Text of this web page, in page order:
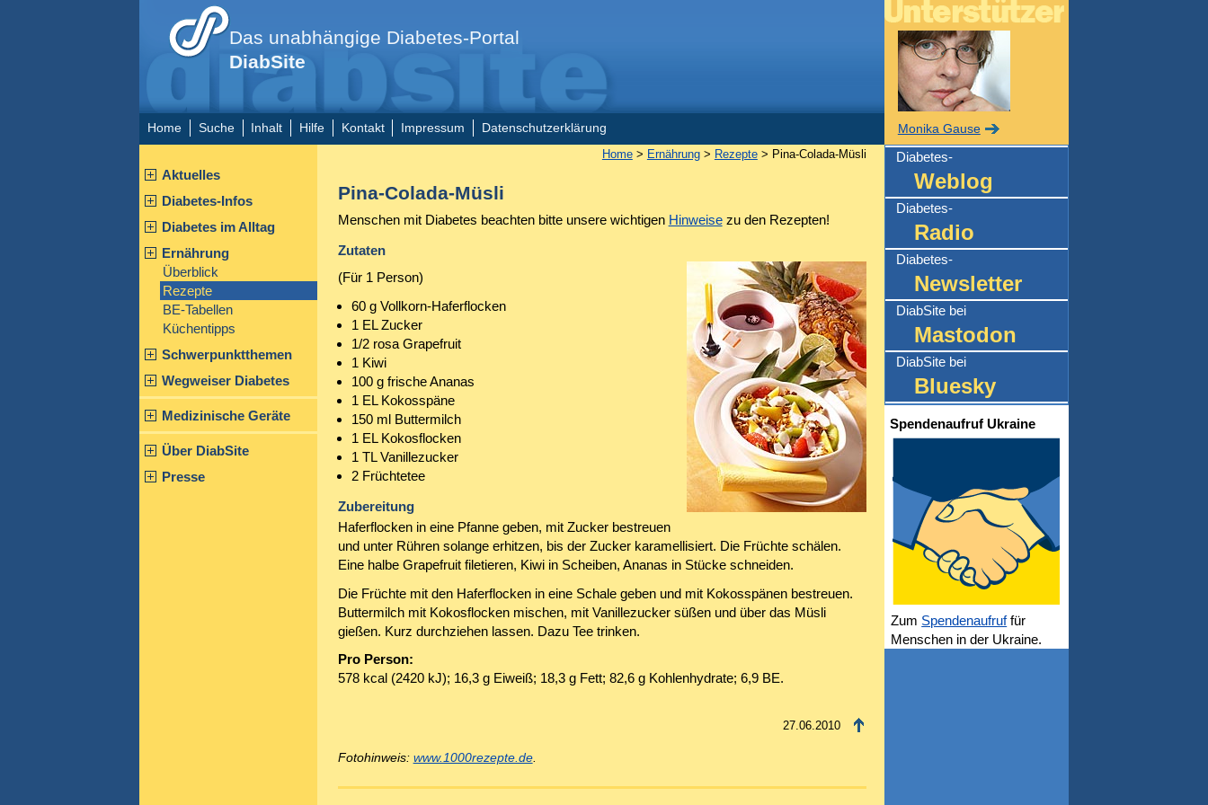
Das unabhängige Diabetes-Portal
DiabSite
Home Suche Inhalt Hilfe Kontakt Impressum Datenschutzerklärung
Aktuelles
Diabetes-Infos
Diabetes im Alltag
Ernährung
Überblick
Rezepte
BE-Tabellen
Küchentipps
Schwerpunktthemen
Wegweiser Diabetes
Medizinische Geräte
Über DiabSite
Presse
Home> Ernährung> Rezepte> Pina-Colada-Müsli
Pina-Colada-Müsli
Menschen mit Diabetes beachten bitte unsere wichtigen Hinweisezu den Rezepten!
Zutaten
(Für 1 Person)
60 g Vollkorn-Haferflocken
1 EL Zucker
1/2 rosa Grapefruit
1 Kiwi
100 g frische Ananas
1 EL Kokosspäne
150 ml Buttermilch
1 EL Kokosflocken
1 TL Vanillezucker
2 Früchtetee
Zubereitung
Haferflocken in eine Pfanne geben, mit Zucker bestreuen
und unter Rühren solange erhitzen, bis der Zucker karamellisiert. Die Früchte schälen.
Eine halbe Grapefruit filetieren, Kiwi in Scheiben, Ananas in Stücke schneiden.
Die Früchte mit den Haferflocken in eine Schale geben und mit Kokosspänen bestreuen.
Buttermilch mit Kokosflocken mischen, mit Vanillezucker süßen und über das Müsli
gießen. Kurz durchziehen lassen. Dazu Tee trinken.
Pro Person:
578 kcal (2420 kJ); 16,3 g Eiweiß; 18,3 g Fett; 82,6 g Kohlenhydrate; 6,9 BE.
27.06.2010
Fotohinweis: www.1000rezepte.de.
Monika Gause
Diabetes-
Weblog
Diabetes-
Radio
Diabetes-
Newsletter
DiabSite bei
Mastodon
DiabSite bei
Bluesky
Spendenaufruf Ukraine
Zum Spendenaufruffür
Menschen in der Ukraine.